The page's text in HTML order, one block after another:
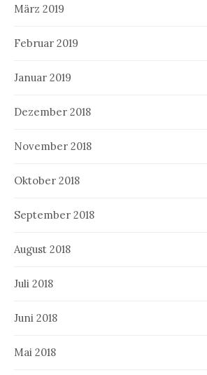
März 2019
Februar 2019
Januar 2019
Dezember 2018
November 2018
Oktober 2018
September 2018
August 2018
Juli 2018
Juni 2018
Mai 2018